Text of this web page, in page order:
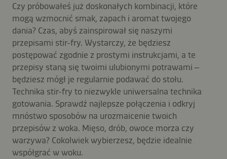
Czy próbowałeś już doskonałych kombinacji, które
mogą wzmocnić smak, zapach i aromat twojego
dania? Czas, abyś zainspirował się naszymi
przepisami stir-fry. Wystarczy, że będziesz
postępować zgodnie z prostymi instrukcjami, a te
przepisy staną się twoimi ulubionymi potrawami –
będziesz mógł je regularnie podawać do stołu.
Technika stir-fry to niezwykle uniwersalna technika
gotowania. Sprawdź najlepsze połączenia i odkryj
mnóstwo sposobów na urozmaicenie twoich
przepisów z woka. Mięso, drób, owoce morza czy
warzywa? Cokolwiek wybierzesz, będzie idealnie
współgrać w woku.